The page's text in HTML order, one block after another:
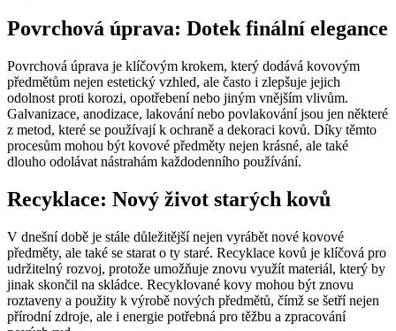
Povrchová úprava: Dotek finální elegance
Povrchová úprava je klíčovým krokem, který dodává kovovým
předmětům nejen estetický vzhled, ale často i zlepšuje jejich
odolnost proti korozi, opotřebení nebo jiným vnějším vlivům.
Galvanizace, anodizace, lakování nebo povlakování jsou jen některé
z metod, které se používají k ochraně a dekoraci kovů. Díky těmto
procesům mohou být kovové předměty nejen krásné, ale také
dlouho odolávat nástrahám každodenního používání.
Recyklace: Nový život starých kovů
V dnešní době je stále důležitější nejen vyrábět nové kovové
předměty, ale také se starat o ty staré. Recyklace kovů je klíčová pro
udržitelný rozvoj, protože umožňuje znovu využít materiál, který by
jinak skončil na skládce. Recyklované kovy mohou být znovu
roztaveny a použity k výrobě nových předmětů, čímž se šetří nejen
přírodní zdroje, ale i energie potřebná pro těžbu a zpracování